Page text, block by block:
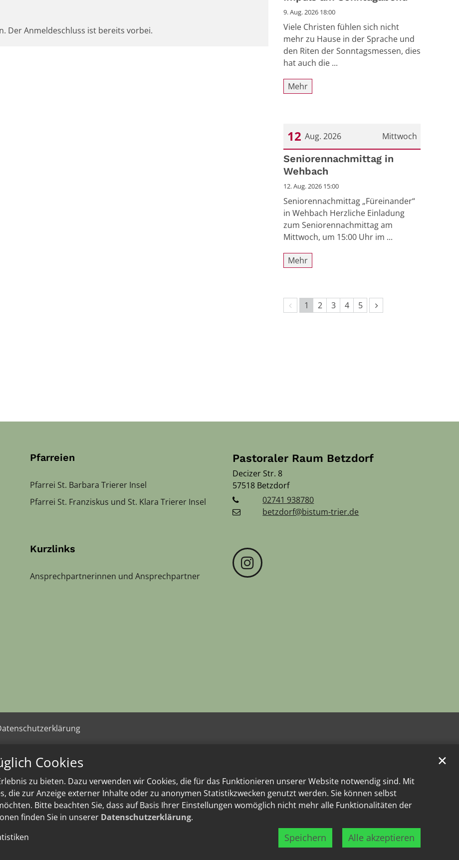
Cookies
zu bieten. Dazu verwenden wir Cookies, die für das Funktionieren unserer Website notwendig sind. Mit
die zur Anzeige externer Inhalte oder zu anonymen Statistikzwecken genutzt werden. Sie können selbst
Bitte beachten Sie, dass auf Basis Ihrer Einstellungen womöglich nicht mehr alle Funktionalitäten der
finden Sie in unserer Datenschutzerklärung.
Speichern Alle akzeptieren
✕
Der Anmeldeschluss ist bereits vorbei.
9. Aug. 2026 18:00
Viele Christen fühlen sich nicht
mehr zu Hause in der Sprache und
den Riten der Sonntagsmessen, dies
hat auch die ...
Mehr
Mittwoch
12 Aug. 2026
Datum: 12. August 2026
Seniorennachmittag in
Wehbach
12. Aug. 2026 15:00
Seniorennachmittag „Füreinander“
in Wehbach Herzliche Einladung
zum Seniorennachmittag am
Mittwoch, um 15:00 Uhr im ...
Mehr
Vorherige Seite
1 2 3 4 5 Nächste Seite
Pfarreien
Pfarrei St. Barbara Trierer Insel
Pfarrei St. Franziskus und St. Klara Trierer Insel
Kurzlinks
Ansprechpartnerinnen und Ansprechpartner
Pastoraler Raum Betzdorf
Decizer Str. 8
57518 Betzdorf
02741 938780
betzdorf@bistum-trier.de